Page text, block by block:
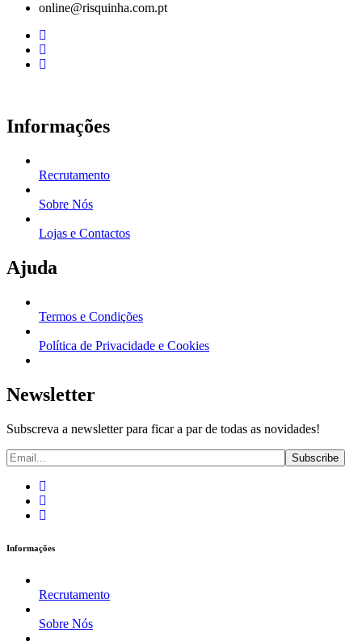
through
online@risquinha.com.pt
Informações
Recrutamento
Sobre Nós
Lojas e Contactos
Ajuda
Termos e Condições
Política de Privacidade e Cookies
Newsletter
Subscreva a newsletter para ficar a par de todas as novidades!
Informações
Recrutamento
Sobre Nós